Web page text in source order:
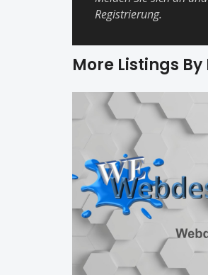
Registrierung.
More Listings